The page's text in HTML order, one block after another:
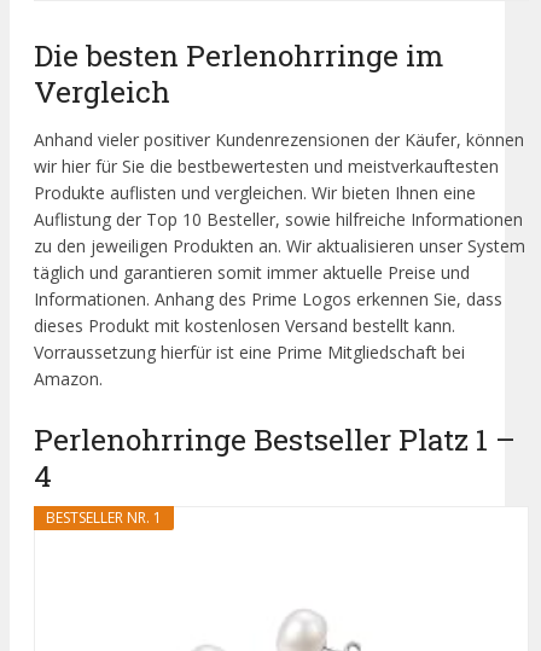
Die besten Perlenohrringe im
Vergleich
Anhand vieler positiver Kundenrezensionen der Käufer, können
wir hier für Sie die bestbewertesten und meistverkauftesten
Produkte auflisten und vergleichen. Wir bieten Ihnen eine
Auflistung der Top 10 Besteller, sowie hilfreiche Informationen
zu den jeweiligen Produkten an. Wir aktualisieren unser System
täglich und garantieren somit immer aktuelle Preise und
Informationen. Anhang des Prime Logos erkennen Sie, dass
dieses Produkt mit kostenlosen Versand bestellt kann.
Vorraussetzung hierfür ist eine Prime Mitgliedschaft bei
Amazon.
Perlenohrringe Bestseller Platz 1 –
4
BESTSELLER NR. 1